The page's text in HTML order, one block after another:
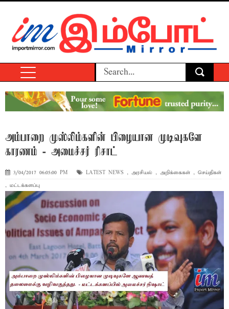
அம்பாறை முஸ்லிம்களின் பிழையான முடிவுகளே
காரணம் - அமைச்சர் ரிசாட்
3/04/2017 06:05:00 PM LATEST NEWS , அரசியல் , அறிக்கைகள் , செய்திகள்
, மட்டக்களப்பு